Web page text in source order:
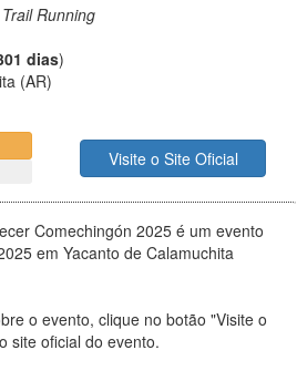
Trail Running
dias)
(AR)
Visite o Site Oficial
Comechingón 2025 é um evento
em Yacanto de Calamuchita
o evento, clique no botão "Visite o
site oficial do evento.